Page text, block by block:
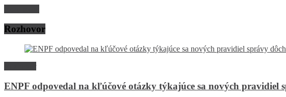
Rozhovor
ENPF odpovedal na kľúčové otázky týkajúce sa nových pravidiel